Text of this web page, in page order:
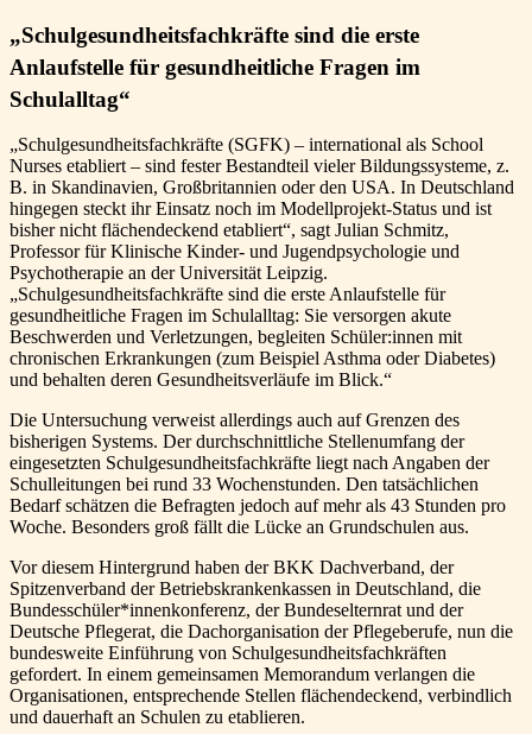
„Schulgesundheitsfachkräfte sind die erste
Anlaufstelle für gesundheitliche Fragen im
Schulalltag“
„Schulgesundheitsfachkräfte (SGFK) – international als School
Nurses etabliert – sind fester Bestandteil vieler Bildungssysteme, z.
B. in Skandinavien, Großbritannien oder den USA. In Deutschland
hingegen steckt ihr Einsatz noch im Modellprojekt-Status und ist
bisher nicht flächendeckend etabliert“, sagt Julian Schmitz,
Professor für Klinische Kinder- und Jugendpsychologie und
Psychotherapie an der Universität Leipzig.
„Schulgesundheitsfachkräfte sind die erste Anlaufstelle für
gesundheitliche Fragen im Schulalltag: Sie versorgen akute
Beschwerden und Verletzungen, begleiten Schüler:innen mit
chronischen Erkrankungen (zum Beispiel Asthma oder Diabetes)
und behalten deren Gesundheitsverläufe im Blick.“
Die Untersuchung verweist allerdings auch auf Grenzen des
bisherigen Systems. Der durchschnittliche Stellenumfang der
eingesetzten Schulgesundheitsfachkräfte liegt nach Angaben der
Schulleitungen bei rund 33 Wochenstunden. Den tatsächlichen
Bedarf schätzen die Befragten jedoch auf mehr als 43 Stunden pro
Woche. Besonders groß fällt die Lücke an Grundschulen aus.
Vor diesem Hintergrund haben der BKK Dachverband, der
Spitzenverband der Betriebskrankenkassen in Deutschland, die
Bundesschüler*innenkonferenz, der Bundeselternrat und der
Deutsche Pflegerat, die Dachorganisation der Pflegeberufe, nun die
bundesweite Einführung von Schulgesundheitsfachkräften
gefordert. In einem gemeinsamen Memorandum verlangen die
Organisationen, entsprechende Stellen flächendeckend, verbindlich
und dauerhaft an Schulen zu etablieren.